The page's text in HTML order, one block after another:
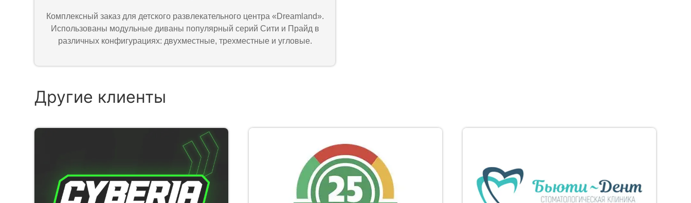
Комплексный заказ для детского развлекательного центра «Dreamland».
Использованы модульные диваны популярный серий Сити и Прайд в
различных конфигурациях: двухместные, трехместные и угловые.
Другие клиенты